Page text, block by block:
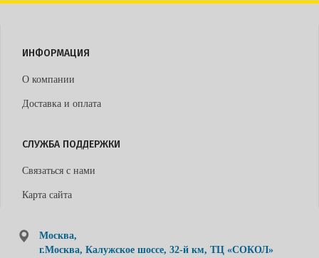
ИНФОРМАЦИЯ
О компании
Доставка и оплата
СЛУЖБА ПОДДЕРЖКИ
Связаться с нами
Карта сайта
Москва,
г.Москва, Калужское шоссе, 32-й км, ТЦ «СОКОЛ»